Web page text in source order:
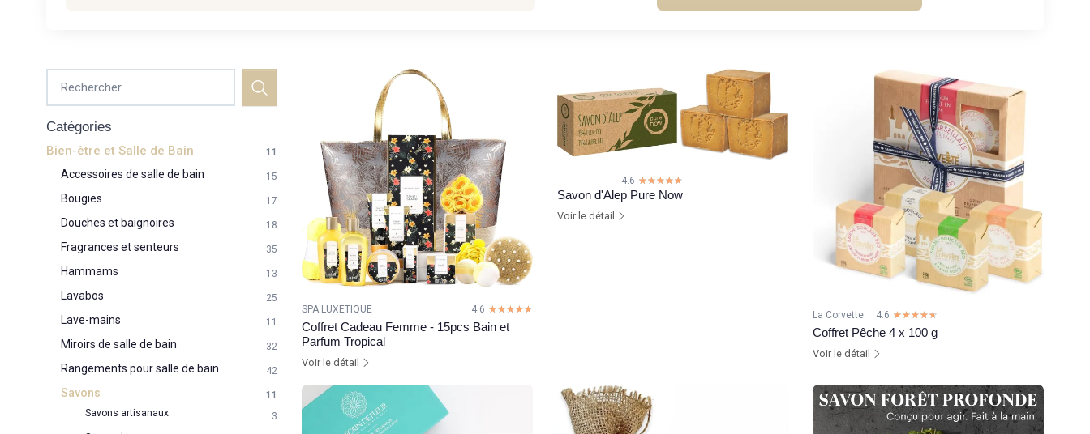
Catégories
Bien-être et Salle de Bain 11
Accessoires de salle de bain 15
Bougies 17
Douches et baignoires 18
Fragrances et senteurs 35
Hammams 13
Lavabos 25
Lave-mains 11
Miroirs de salle de bain 32
Rangements pour salle de bain 42
Savons
11
Savons artisanaux
3
SPA LUXETIQUE 4.6 ☆☆☆☆☆
★★★★★
Coffret Cadeau Femme - 15pcs Bain et
Parfum Tropical
Voir le détail
4.6 ☆☆☆☆☆
★★★★★
Savon d'Alep Pure Now
Voir le détail
La Corvette 4.6 ☆☆☆☆☆
★★★★★
Coffret Pêche 4 x 100 g
Voir le détail